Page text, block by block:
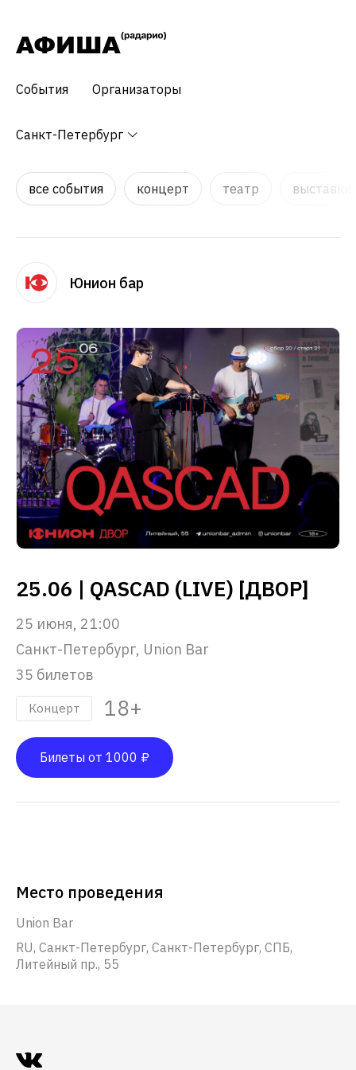
События Организаторы
Санкт-Петербург
все события концерт театр
Юнион бар
25.06 | QASCAD (LIVE) [ДВОР]
25 июня, 21:00
Санкт-Петербург, Union Bar
35 билетов
Концерт 18+
Билеты от 1000 ₽
Место проведения
Union Bar
RU, Санкт-Петербург, Санкт-Петербург, СПБ,
Литейный пр., 55